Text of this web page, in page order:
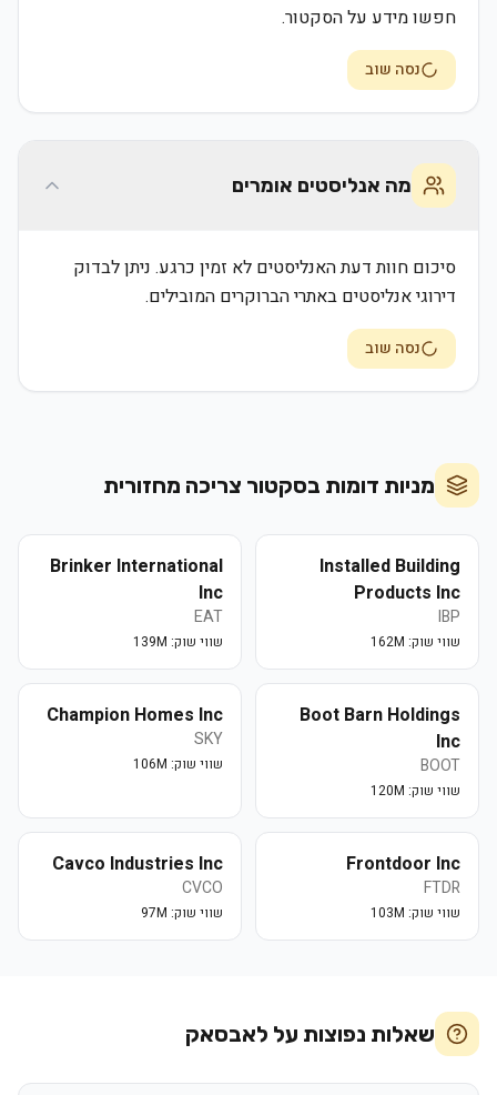
חפשו מידע על הסקטור.
נסה שוב
מה אנליסטים אומרים
סיכום חוות דעת האנליסטים לא זמין כרגע. ניתן לבדוק
דירוגי אנליסטים באתרי הברוקרים המובילים.
נסה שוב
מניות דומות בסקטור צריכה מחזורית
Installed Building
Products Inc
IBP
שווי שוק: 162M
Brinker International
Inc
EAT
שווי שוק: 139M
Boot Barn Holdings
Inc
BOOT
שווי שוק: 120M
Champion Homes Inc
SKY
שווי שוק: 106M
Frontdoor Inc
FTDR
שווי שוק: 103M
Cavco Industries Inc
CVCO
שווי שוק: 97M
שאלות נפוצות על לאבסאק